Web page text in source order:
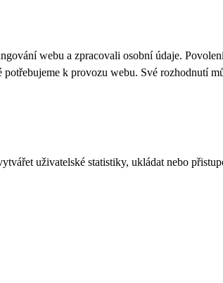
webu a zpracovali osobní údaje.
k provozu webu. Své rozhodnutí
uživatelské statistiky, ukládat nebo